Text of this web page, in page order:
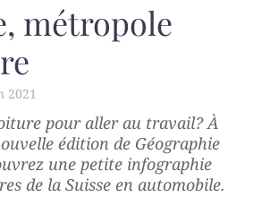
métropole
2021
pour aller au travail? À
édition de Géographie
une petite infographie
de la Suisse en automobile.